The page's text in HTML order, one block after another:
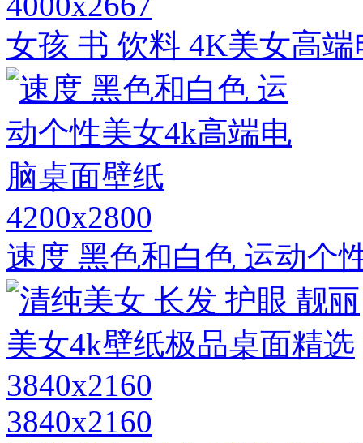
女孩 书 饮料 4K美女高
4200x2800
速度 黑色和白色 运动个
3840x2160